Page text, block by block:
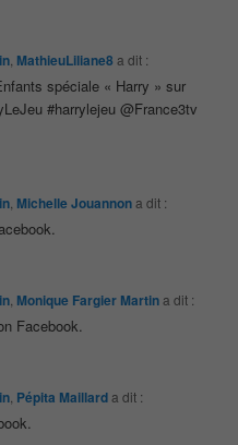
MathieuLiliane8 a dit :
spéciale « Harry » sur
#harrylejeu @France3tv
Michelle Jouannona dit :
Monique Fargier Martina dit :
Facebook.
Pépita Maillarda dit :